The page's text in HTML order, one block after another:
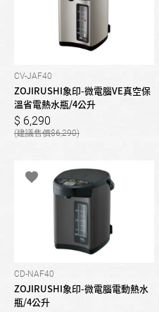
CV-JAF40
ZOJIRUSHI象印-微電腦VE真空保
溫省電熱水瓶/4公升
6,290
6,290
CD-NAF40
ZOJIRUSHI象印-微電腦電動熱水
瓶/4公升